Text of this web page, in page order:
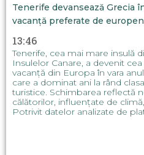
Tenerife devansează Grecia
vacanță preferate de
13:46
Tenerife, cea mai mare insulă
Insulelor Canare, a devenit
vacanță din Europa în vara
care a dominat ani la rând
turistice. Schimbarea reflectă
călătorilor, influențate de
Potrivit datelor analizate de